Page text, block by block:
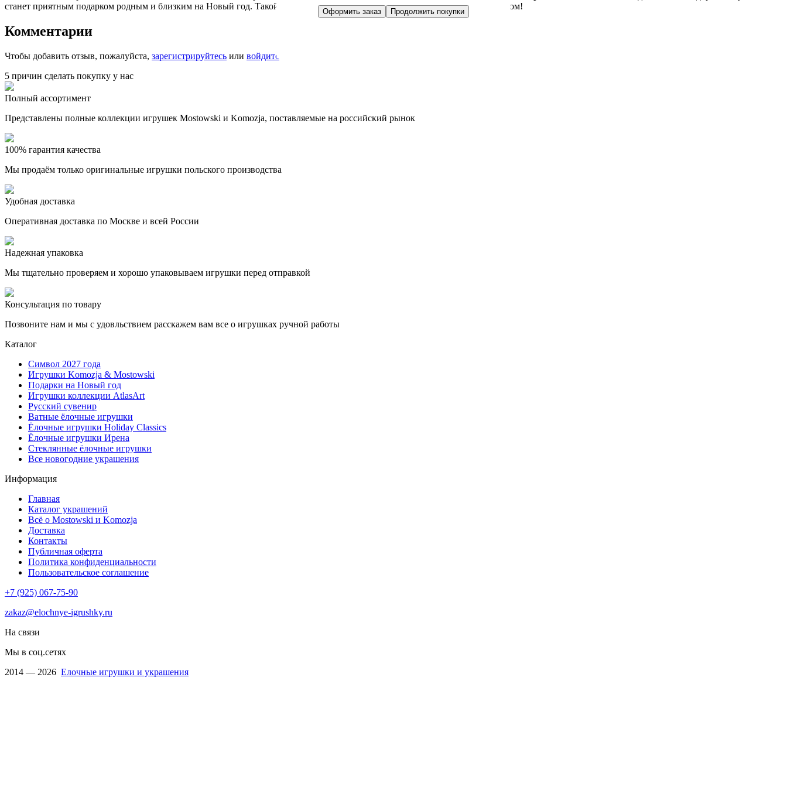
станет приятным подарком родным и близким на Новый год. Такой сувенир добавит уют и праздничную атмосферу в Ваш дом!
Комментарии
Чтобы добавить отзыв, пожалуйста, зарегистрируйтесь или войдите
5 причин сделать покупку у нас
Полный ассортимент
Представлены полные коллекции игрушек Mostowski и Komozja, поставляемые на российский рынок
100% гарантия качества
Мы продаём только оригинальные игрушки польского производства
Удобная доставка
Оперативная доставка по Москве и всей России
Надежная упаковка
Мы тщательно проверяем и хорошо упаковываем игрушки перед отправкой
Консультация по товару
Позвоните нам и мы с удовльствием расскажем вам все о игрушках ручной работы
Каталог
Символ 2027 года
Игрушки Komozja & Mostowski
Подарки на Новый год
Игрушки коллекции AtlasArt
Русский сувенир
Ватные ёлочные игрушки
Ёлочные игрушки Holiday Classics
Ëлочные игрушки Ирена
Стеклянные ёлочные игрушки
Все новогодние украшения
Информация
Главная
Каталог украшений
Всё о Mostowski и Komozja
Доставка
Контакты
Публичная оферта
Политика конфиденциальности
Пользовательское соглашение
+7 (925) 067-75-90
zakaz@elochnye-igrushky.ru
На связи
Мы в соц.сетях
2014 — 2026 Елочные игрушки и украшения
Оформить заказ Продолжить покупки